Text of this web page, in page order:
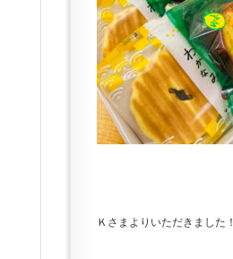
Ｋさまよりいただきました！